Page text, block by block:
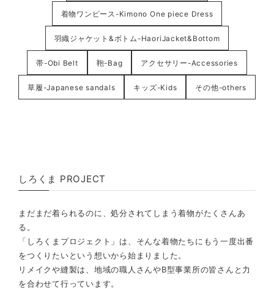
着物ワンピース-Kimono One piece Dress
羽織ジャケット&ボトム-HaoriJacket&Bottom
帯-Obi Belt 鞄-Bag アクセサリー-Accessories
草履-Japanese sandals キッズ-Kids その他-others
しろくま PROJECT
まだまだ着られるのに、処分されてしまう着物がたくさんあ
る。
「しろくまプロジェクト」は、そんな着物たちにもう一度出番
をつくりたいという想いから始まりました。
リメイクや縫製は、地域の職人さんやB型事業所の皆さんと力
を合わせて行っています。